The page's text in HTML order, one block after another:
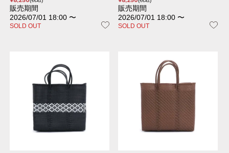
販売期間
2026/07/01 18:00 〜
SOLD OUT
販売期間
2026/07/01 18:00 〜
SOLD OUT